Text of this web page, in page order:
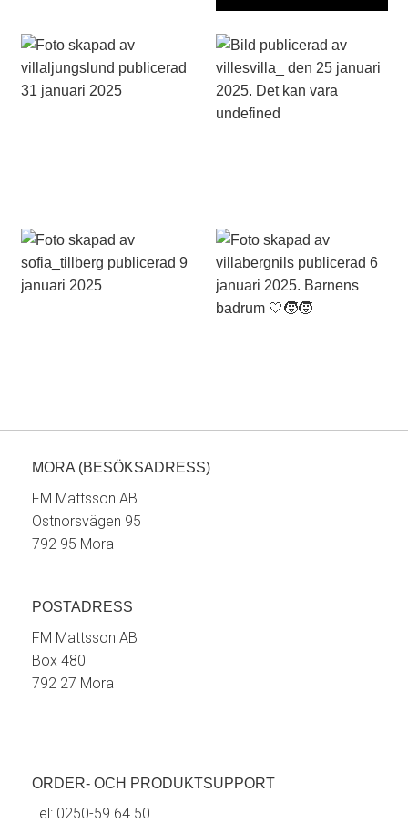
MORA (BESÖKSADRESS)
FM Mattsson AB
Östnorsvägen 95
792 95 Mora
POSTADRESS
FM Mattsson AB
Box 480
792 27 Mora
ORDER- OCH PRODUKTSUPPORT
Tel: 0250-59 64 50